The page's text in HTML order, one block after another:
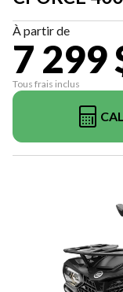
À partir de
7 299
Tous frais inclus